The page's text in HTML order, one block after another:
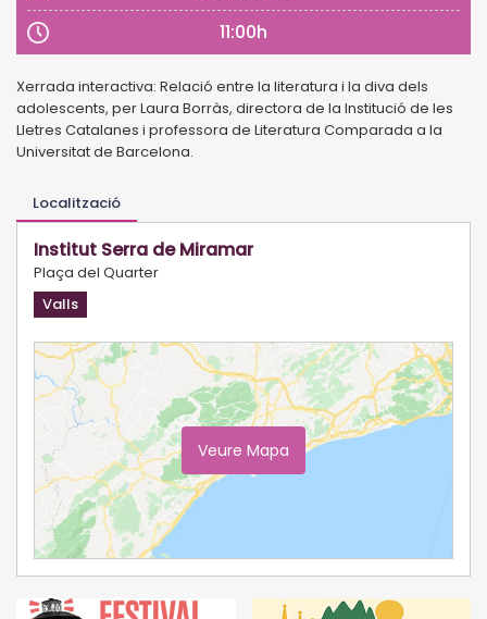
11:00h
Xerrada interactiva: Relació entre la literatura i la diva dels
adolescents, per Laura Borràs, directora de la Institució de les
Lletres Catalanes i professora de Literatura Comparada a la
Universitat de Barcelona.
Localització
Institut Serra de Miramar
Plaça del Quarter
Valls
Veure Mapa